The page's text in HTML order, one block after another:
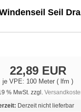
Seil
22,89 EUR
je VPE: 100 Meter ( lfm )
% MwSt. zzgl.
Derzeit nicht lieferbar